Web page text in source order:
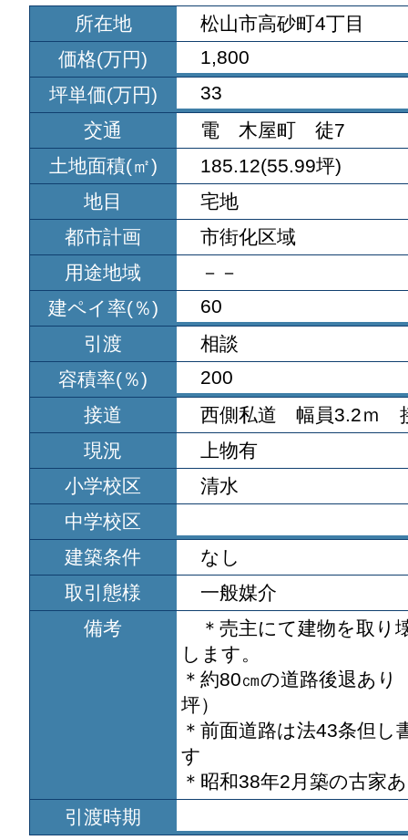
所在地
松山市高砂町4丁目
価格(万円)
1,800
坪単価(万円)
33
交通
電 木屋町 徒7
土地面積(㎡)
185.12(55.99坪)
地目
宅地
都市計画
市街化区域
用途地域
－－
建ペイ率(％)
60
引渡
相談
容積率(％)
200
接道
西側私道 幅員3.2ｍ
現況
上物有
小学校区
清水
中学校区
建築条件
なし
取引態様
一般媒介
備考
＊売主にて建物を取り
します。
＊約80㎝の道路後退あ
坪）
＊前面道路は法43条但し
す
＊昭和38年2月築の古家
引渡時期